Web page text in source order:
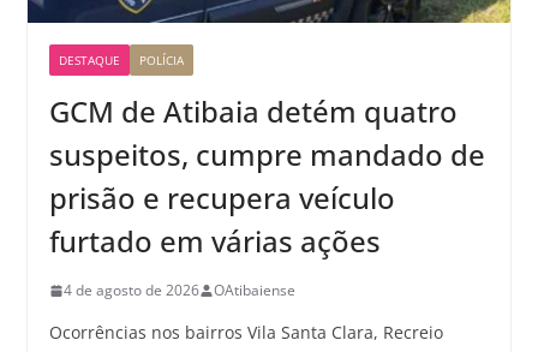
DESTAQUE POLÍCIA
GCM de Atibaia detém quatro
suspeitos, cumpre mandado de
prisão e recupera veículo
furtado em várias ações
4 de agosto de 2026 OAtibaiense
Ocorrências nos bairros Vila Santa Clara, Recreio